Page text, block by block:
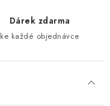
Dárek zdarma
ke každé objednávce